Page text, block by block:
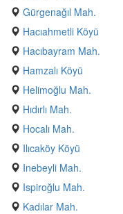
Gürgenağıl Mah.
Hacıahmetli Köyü
Hacıbayram Mah.
Hamzalı Köyü
Helimoğlu Mah.
Hıdırlı Mah.
Hocalı Mah.
Ilıcaköy Köyü
Inebeyli Mah.
Ispiroğlu Mah.
Kadılar Mah.